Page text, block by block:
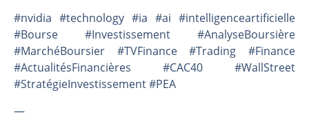
#nvidia #technology #ia #ai #intelligenceartificielle
#Bourse #Investissement #AnalyseBoursière
#MarchéBoursier #TVFinance #Trading #Finance
#ActualitésFinancières #CAC40 #WallStreet
#StratégieInvestissement #PEA
—